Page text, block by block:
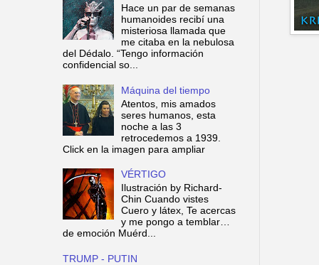
Hace un par de semanas
humanoides recibí una
misteriosa llamada que
me citaba en la nebulosa
del Dédalo. “Tengo información
confidencial so...
Máquina del tiempo
Atentos, mis amados
seres humanos, esta
noche a las 3
retrocedemos a 1939.
Click en la imagen para ampliar
VÉRTIGO
Ilustración by Richard-
Chin Cuando vistes
Cuero y látex, Te acercas
y me pongo a temblar…
de emoción Muérd...
TRUMP - PUTIN